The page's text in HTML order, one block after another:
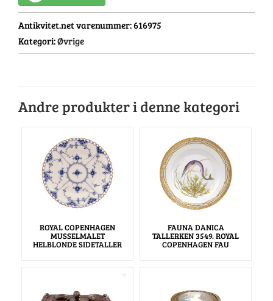
Antikvitet.net varenummer:616975
Kategori:Øvrige
Andre produkter i denne kategori
ROYAL COPENHAGEN
MUSSELMALET
HELBLONDE SIDETALLER
FAUNA DANICA
TALLERKEN 3549. ROYAL
COPENHAGEN FAU